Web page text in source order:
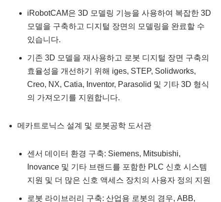
iRobotCAM은 3D 모델링 기능을 사용하여 복잡한 3D
모델을 구축하고 디지털 장면의 모델링을 완료할 수
있습니다.
기존 3D 모델을 재사용하고 로봇 디지털 장면 구축의
효율성을 개선하기 위해 iges, STEP, Solidworks,
Creo, NX, Catia, Inventor, Parasolid 및 기타 3D 형식
의 가져오기를 지원합니다.
메카트로닉스 설계 및 로봇공학 도서관
센서 데이터 환경 구축: Siemens, Mitsubishi,
Inovance 및 기타 브랜드를 포함한 PLC 신호 시스템
지원 및 더 많은 신호 액세스 장치의 사용자 정의 지원
로봇 라이브러리 구축: 산업용 로봇의 경우, ABB,